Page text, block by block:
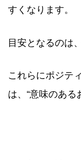
すくなります。
目安となるのは
これらにポジテ
は、“意味のある